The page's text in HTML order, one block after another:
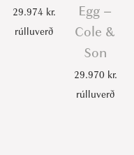
29.974 kr.
rúlluverð
Egg –
Cole &
Son
29.970 kr.
rúlluverð